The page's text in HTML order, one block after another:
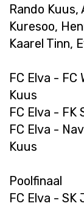
Rando
Kuresoo,
Kaarel Tinn,
FC Elva - FC
Kuus
FC Elva - FK
FC Elva -
Kuus
Poolfinaal
FC Elva - SK